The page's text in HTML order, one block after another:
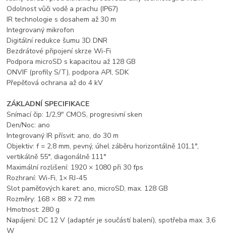
Odolnost vůči vodě a prachu (IP67)
IR technologie s dosahem až 30 m
Integrovaný mikrofon
Digitální redukce šumu 3D DNR
Bezdrátové připojení skrze Wi-Fi
Podpora microSD s kapacitou až 128 GB
ONVIF (profily S/T), podpora API, SDK
Přepěťová ochrana až do 4 kV
ZÁKLADNÍ SPECIFIKACE
Snímací čip: 1/2,9" CMOS, progresivní sken
Den/Noc: ano
Integrovaný IR přísvit: ano, do 30 m
Objektiv: f = 2,8 mm, pevný, úhel záběru horizontálně 101,1°,
vertikálně 55°, diagonálně 111°
Maximální rozlišení: 1920 × 1080 při 30 fps
Rozhraní: Wi-Fi, 1× RJ-45
Slot paměťových karet: ano, microSD, max. 128 GB
Rozměry: 168 × 88 × 72 mm
Hmotnost: 280 g
Napájení: DC 12 V (adaptér je součástí balení), spotřeba max. 3,6
W